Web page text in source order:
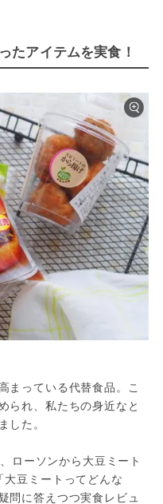
たアイテムを実食！
まっている代替食品。こ
られ、私たちの身近なと
した。
ローソンから大豆ミート
豆ミートってどんな
問に答えつつ実食レビュ